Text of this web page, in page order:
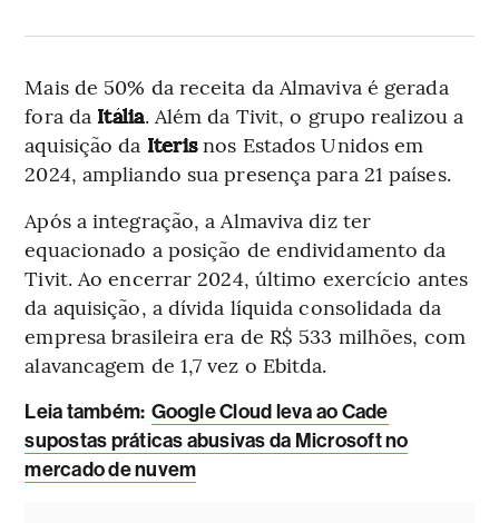
Mais de 50% da receita da Almaviva é gerada
fora da Itália. Além da Tivit, o grupo realizou a
aquisição da Iterisnos Estados Unidos em
2024, ampliando sua presença para 21 países.
Após a integração, a Almaviva diz ter
equacionado a posição de endividamento da
Tivit. Ao encerrar 2024, último exercício antes
da aquisição, a dívida líquida consolidada da
empresa brasileira era de R$ 533 milhões, com
alavancagem de 1,7 vez o Ebitda.
Leia também: Google Cloud leva ao Cade
supostas práticas abusivas da Microsoft no
mercado de nuvem